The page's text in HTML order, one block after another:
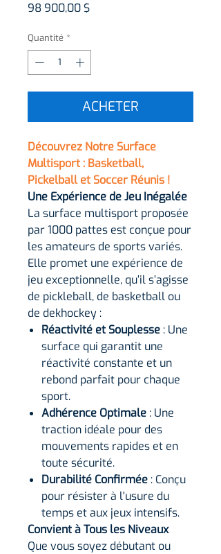
98 900,00 $
Quantité *
ACHETER
Découvrez Notre Surface
Multisport : Basketball,
Pickelball et Soccer Réunis !
Une Expérience de Jeu Inégalée
La surface multisport proposée
par 1000 pattes est conçue pour
les amateurs de sports variés.
Elle promet une expérience de
jeu exceptionnelle, qu’il s’agisse
de pickleball, de basketball ou
de dekhockey :
Réactivité et Souplesse : Une
surface qui garantit une
réactivité constante et un
rebond parfait pour chaque
sport.
Adhérence Optimale : Une
traction idéale pour des
mouvements rapides et en
toute sécurité.
Durabilité Confirmée : Conçu
pour résister à l'usure du
temps et aux jeux intensifs.
Convient à Tous les Niveaux
Que vous soyez débutant ou